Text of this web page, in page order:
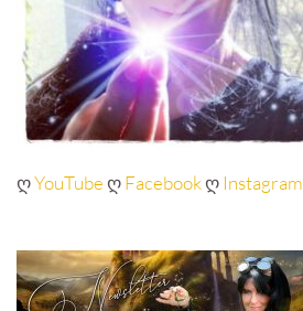
ღYouTubeღFacebookღ Instagram